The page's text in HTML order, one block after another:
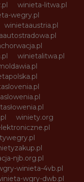
winieta-litwa.pl
wegry.pl
winietaaustria.pl
winietalitwa.pl
winiety.org
njb.org.pl
winieta-4vb.pl
wgry-dwb.pl